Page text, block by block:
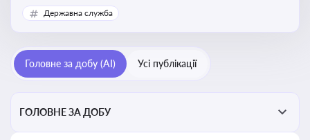
здійснюють запобігання, виявлення та розслідування
корупційних правопорушень, що є ключовим
у державному управлінні та бізнесі
Державна служба
Головне за добу (AI) Усі публікації
ГОЛОВНЕ ЗА ДОБУ